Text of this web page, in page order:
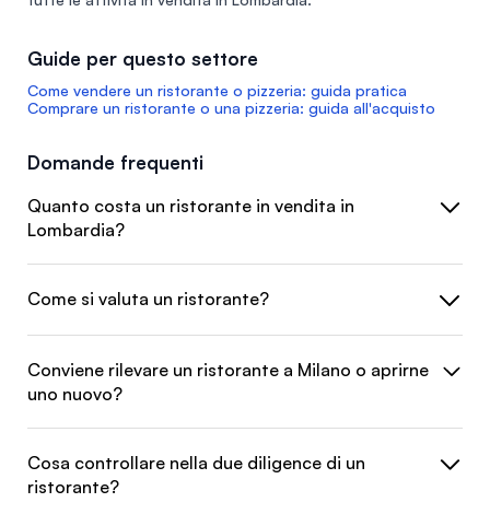
Guide per questo settore
Come vendere un ristorante o pizzeria: guida pratica
Comprare un ristorante o una pizzeria: guida all'acquisto
Domande frequenti
Quanto costa un ristorante in vendita in
Lombardia?
Come si valuta un ristorante?
Conviene rilevare un ristorante a Milano o aprirne
uno nuovo?
Cosa controllare nella due diligence di un
ristorante?